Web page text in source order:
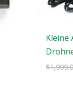
Kleine
$